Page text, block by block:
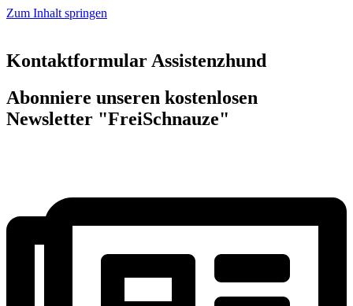
Zum Inhalt springen
Kontaktformular Assistenzhund
Abonniere unseren kostenlosen
Newsletter "FreiSchnauze"